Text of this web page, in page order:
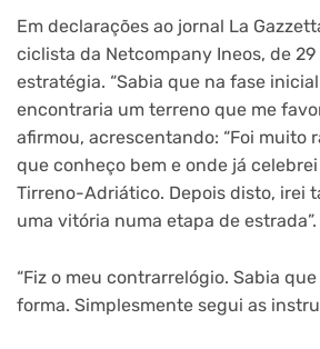
Em declarações ao jornal La
ciclista da Netcompany Ineos, de 29
estratégia. “Sabia que na fase
encontraria um terreno que me
afirmou, acrescentando: “Foi muito
que conheço bem e onde já
Tirreno-Adriático. Depois disto, irei
uma vitória numa etapa de estrada”.
“Fiz o meu contrarrelógio. Sabia
forma. Simplesmente segui as